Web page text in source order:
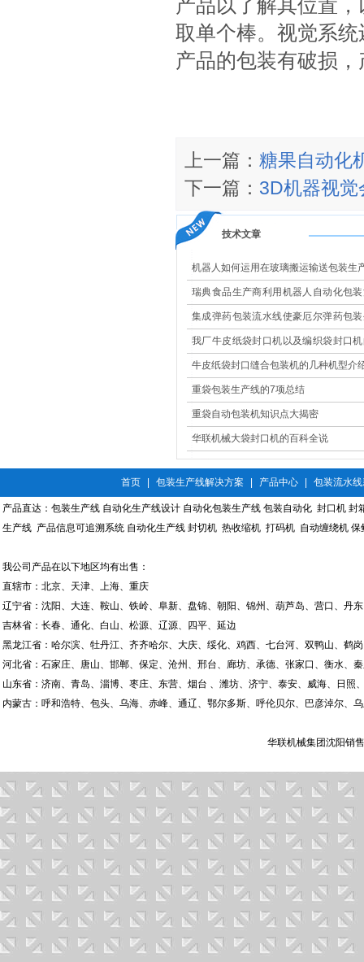
产品以了解其位置
取单个棒。视觉系
产品的包装有破损
上一篇： 糖果自动化
下一篇： 3D机器视
技术文章
机器人如何运用在玻璃搬运输送包装生
瑞典食品生产商利用机器人自动化包
现高效改造
集成弹药包装流水线使豪厄尔弹药包
更安全
我厂牛皮纸袋封口机以及编织袋封口
果大展示
牛皮纸袋封口缝合包装机的几种机型介
重袋包装生产线的7项总结
重袋自动包装机知识点大揭密
华联机械大袋封口机的百科全说
首页 包装生产线解决方案 产品中心 包装流水
产品直达： 包装生产线 自动化生产线设计 自动化包装生产线 包装自动化 封口机 封
生产线 产品信息可追溯系统 自动化生产线 封切机 热收缩机 打码机 自动缠绕机 保
我公司产品在以下地区均有出售：
直辖市：北京、天津、上海、重庆
辽宁省：沈阳、大连、鞍山、铁岭、阜新、盘锦、朝阳、锦州、葫芦岛、营口、丹东
吉林省：长春、通化、白山、松源、辽源、四平、延边
黑龙江省：哈尔滨、牡丹江、齐齐哈尔、大庆、绥化、鸡西、七台河、双鸭山、鹤
河北省：石家庄、唐山、邯郸、保定、沧州、邢台、廊坊、承德、张家口、衡水、
山东省：济南、青岛、淄博、枣庄、东营、烟台 、潍坊、济宁、泰安、威海、日照
内蒙古：呼和浩特、包头、乌海、赤峰、通辽、鄂尔多斯、呼伦贝尔、巴彦淖尔、
华联机械集团沈阳销